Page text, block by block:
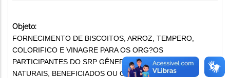
Objeto:
FORNECIMENTO DE BISCOITOS, ARROZ, TEMPERO,
COLORIFICO E VINAGRE PARA OS ORG?OS
PARTICIPANTES DO SRP GÊNEROS ALIMENTÍCIOS
NATURAIS, BENEFICIADOS OU CONSERVADOS